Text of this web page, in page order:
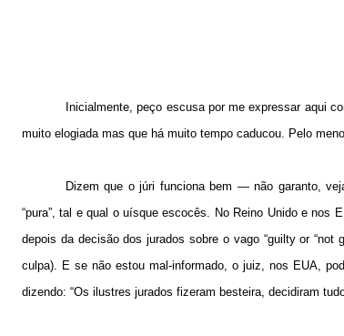
Inicialmente, peço escusa por me expressar aqui
muito elogiada mas que há muito tempo caducou. Pelo
Dizem que o júri funciona bem — não garanto,
“pura”, tal e qual o uísque escocês. No Reino Unido e nos
depois da decisão dos jurados sobre o vago “guilty or
culpa). E se não estou mal-informado, o juiz, nos EUA,
dizendo: “Os ilustres jurados fizeram besteira, decidiram